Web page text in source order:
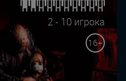
2 - 10 игрока
16+